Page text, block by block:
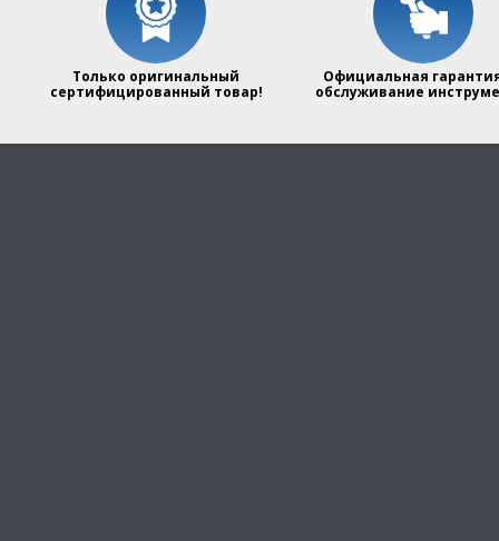
Только оригинальный
сертифицированный товар!
Официальная
обслуживание